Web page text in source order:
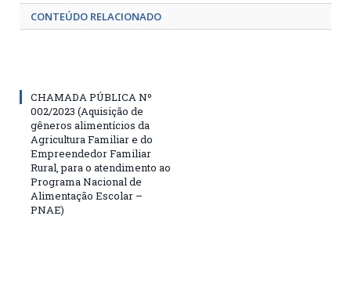
CONTEÚDO RELACIONADO
CHAMADA PÚBLICA Nº
002/2023 (Aquisição de
gêneros alimentícios da
Agricultura Familiar e do
Empreendedor Familiar
Rural, para o atendimento ao
Programa Nacional de
Alimentação Escolar –
PNAE)